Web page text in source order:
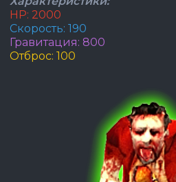
HP: 2000
Скорость: 190
Гравитация: 800
Отброс: 100